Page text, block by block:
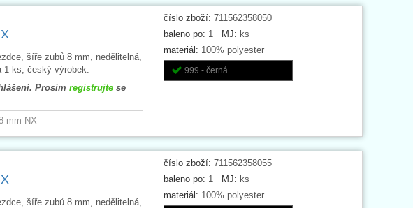
číslo zboží: 711562358050
baleno po: 1 MJ: ks
materiál: 100% polyester
999 - černá
šíře zubů 8 mm, nedělitelná,
1 ks, český výrobek.
Prosím registrujtese
mm NX
číslo zboží: 711562358055
baleno po: 1 MJ: ks
materiál: 100% polyester
šíře zubů 8 mm, nedělitelná,